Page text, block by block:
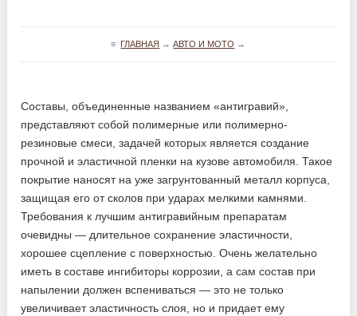
≡ ГЛАВНАЯ →АВТО И МОТО →
Составы, объединенные названием «антигравий»,
представляют собой полимерные или полимерно-
резиновые смеси, задачей которых является создание
прочной и эластичной пленки на кузове автомобиля. Такое
покрытие наносят на уже загрунтованный металл корпуса,
защищая его от сколов при ударах мелкими камнями.
Требования к лучшим антигравийным препаратам
очевидны — длительное сохранение эластичности,
хорошее сцепление с поверхностью. Очень желательно
иметь в составе ингибиторы коррозии, а сам состав при
напылении должен вспениваться — это не только
увеличивает эластичность слоя, но и придает ему